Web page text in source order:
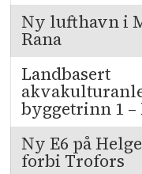
Ny lufthavn i
Rana
Landbasert
byggetrinn 1 –
Ny E6 på
forbi Trofors